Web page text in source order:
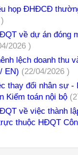
họp ĐHĐCĐ
về dự án đóng
2026 )
lệch doanh thu
EN) (22/04/2026 )
thay đổi nhân sự -
Kiểm toán nội bộ
về việc thành
thuộc HĐQT